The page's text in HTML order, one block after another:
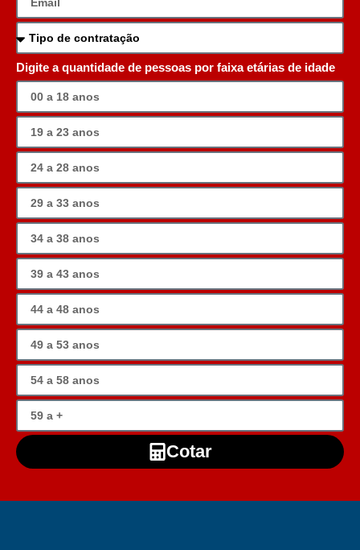
Digite a quantidade de pessoas por faixa etárias de idade
Cotar